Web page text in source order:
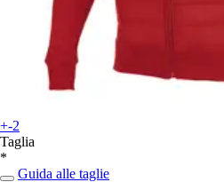
+-2
Taglia
*
Guida alle taglie